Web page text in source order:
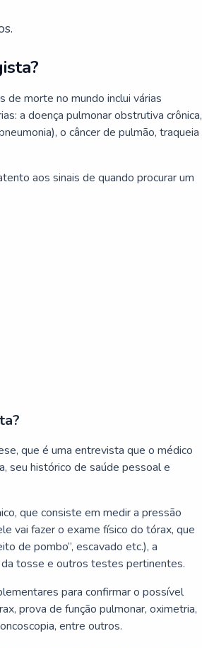
de morte no mundo inclui várias
a doença pulmonar obstrutiva crônica,
o câncer de pulmão, traqueia
aos sinais de quando procurar um
que é uma entrevista que o médico
seu histórico de saúde pessoal e
que consiste em medir a pressão
vai fazer o exame físico do tórax, que
de pombo”, escavado etc.), a
da tosse e outros testes pertinentes.
para confirmar o possível
prova de função pulmonar, oximetria,
entre outros.